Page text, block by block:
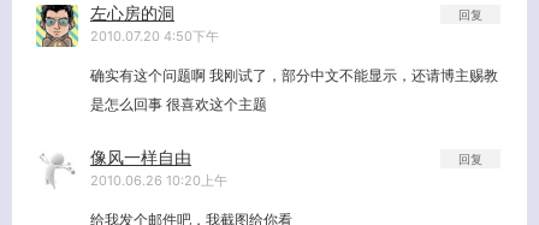
左心房的洞
2010.07.20 4:50下午
确实有这个问题啊 我刚试了，部分中文不能显示，还请博主赐教
是怎么回事 很喜欢这个主题
回复
像风一样自由
2010.06.26 10:20上午
给我发个邮件吧，我截图给你看
回复